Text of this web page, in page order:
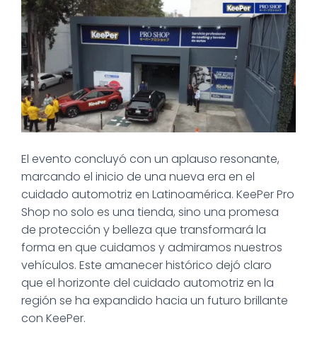
El evento concluyó con un aplauso resonante,
marcando el inicio de una nueva era en el
cuidado automotriz en Latinoamérica. KeePer Pro
Shop no solo es una tienda, sino una promesa
de protección y belleza que transformará la
forma en que cuidamos y admiramos nuestros
vehículos. Este amanecer histórico dejó claro
que el horizonte del cuidado automotriz en la
región se ha expandido hacia un futuro brillante
con KeePer.